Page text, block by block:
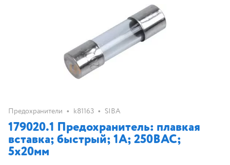
Предохранители • k81163 • SIBA
179020.1 Предохранитель: плавкая
вставка; быстрый; 1А; 250ВAC;
5x20мм